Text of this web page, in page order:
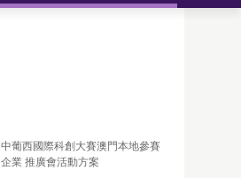
中葡西國際科創大賽澳門本地參賽
企業 推廣會活動方案